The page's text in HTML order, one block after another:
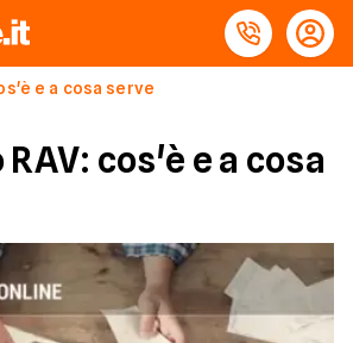
e a cosa serve
cos'è e a cosa